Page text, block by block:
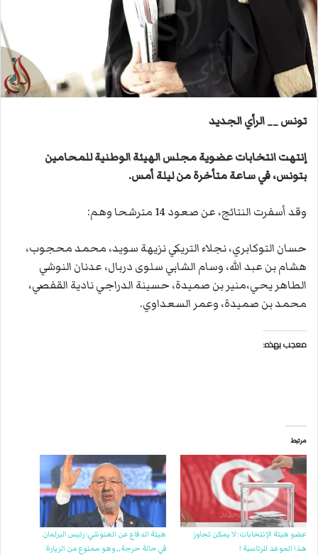
ك
تونس __ الرأي الجديد
إنتهت انتخابات عضوية مجلس الهيئة الوطنية للمحامين
بتونس، في ساعة متأخرة من ليلة أمس.
وقد أسفرت النتائج، عن صعود 14 مترشحا وهم:
حسان التوكابري، نجلاء التريكي نزيهة سويد، محمد محجوب،
هشام بن عبد الله، وسام الشابي سلوى دربال، عدنان النوشي
الطاهر يحي،منير بن صميدة، حسينة الدراجي نادية القفصي،
محمد بن صميدة، وعمر السعداوي.
معجب بهذه:
مرتبط
عضو هيئة الإنتخابات: لا يمكن تجاوز
هذا الموعد للرئاسية !
هيئة الدفاع عن الغنوشي: رئيس البرلمان
في حالة حرجة,, وهو ممنوع من الزيارة